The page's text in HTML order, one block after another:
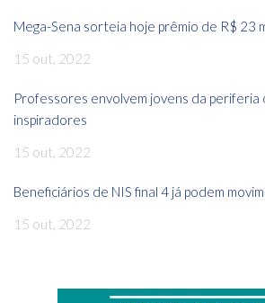
Mega-Sena sorteia hoje prêmio de R$ 23
15 out, 2022
Professores envolvem jovens da periferia
inspiradores
15 out, 2022
Beneficiários de NIS final 4 já podem
15 out, 2022